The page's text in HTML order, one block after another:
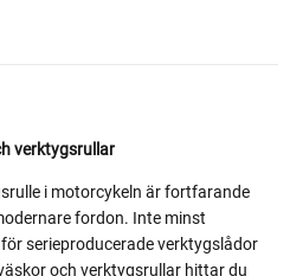
verktygsrullar
i motorcykeln är fortfarande
fordon. Inte minst
serieproducerade verktygslådor
och verktygsrullar hittar du